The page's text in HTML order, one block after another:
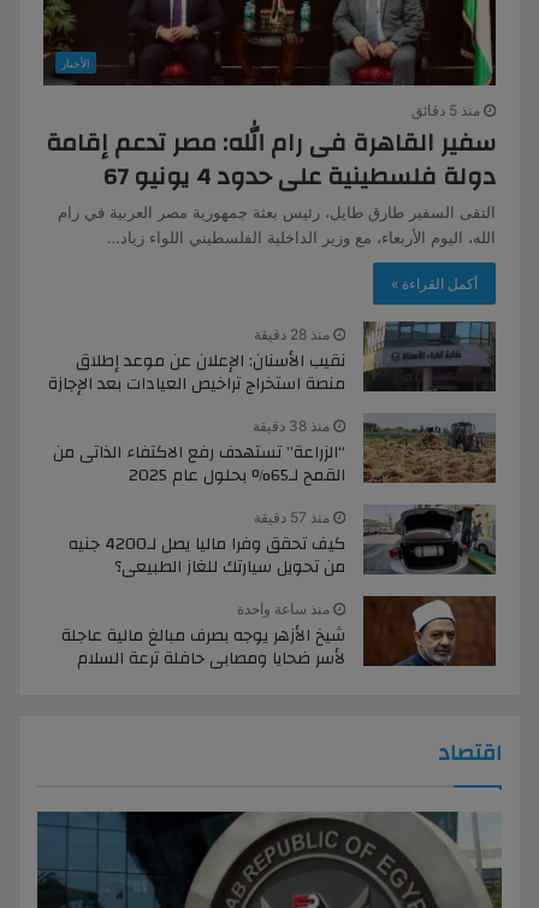
الأخبار
منذ 5 دقائق
سفير القاهرة فى رام الله: مصر تدعم إقامة
دولة فلسطينية على حدود 4 يونيو 67
التقى السفير طارق طايل، رئيس بعثة جمهورية مصر العربية في رام
الله، اليوم الأربعاء، مع وزير الداخلية الفلسطيني اللواء زياد…
أكمل القراءة »
منذ 28 دقيقة
نقيب الأسنان: الإعلان عن موعد إطلاق
منصة استخراج تراخيص العيادات بعد الإجازة
منذ 38 دقيقة
“الزراعة” تستهدف رفع الاكتفاء الذاتى من
القمح لـ65% بحلول عام 2025
منذ 57 دقيقة
كيف تحقق وفرا ماليا يصل لـ4200 جنيه
من تحويل سيارتك للغاز الطبيعى؟
منذ ساعة واحدة
شيخ الأزهر يوجه بصرف مبالغ مالية عاجلة
لأسر ضحايا ومصابى حافلة ترعة السلام
اقتصاد